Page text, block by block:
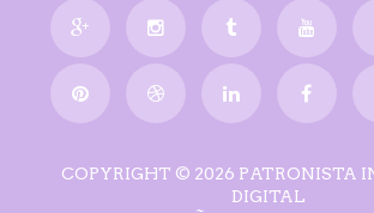
COPYRIGHT © 2026 PATRONISTA
DIGITAL